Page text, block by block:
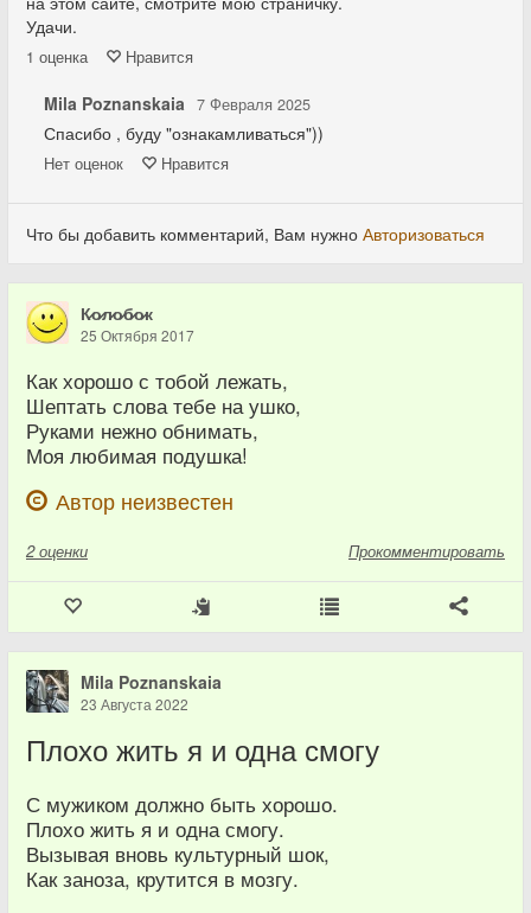
Удачи.
1 оценка Нравится
Mila Poznanskaia 7 Февраля 2025
Спасибо , буду "ознакамливаться"))
Нет оценок Нравится
Что бы добавить комментарий, Вам нужно Авторизоваться
К̷о̷л̷о̷б̷о̷к
25 Октября 2017
Как хорошо с тобой лежать,
Шептать слова тебе на ушко,
Руками нежно обнимать,
Моя любимая подушка!
Автор неизвестен
2 оценки Прокомментировать
Mila Poznanskaia
23 Августа 2022
Плохо жить я и одна смогу
С мужиком должно быть хорошо.
Плохо жить я и одна смогу.
Вызывая вновь культурный шок,
Как заноза, крутится в мозгу.